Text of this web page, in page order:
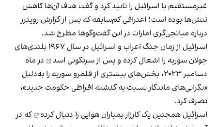
غیرمستقیم با اسرائیل را تایید کرد و گفت هدف آن‌ها کاهش
تنش‌ها بوده است؛ اعترافی کم‌سابقه که پس از گزارش رویترز
درباره میانجی‌گری امارات در این گفت‌وگوها مطرح شد.
اسرائیل از زمان جنگ اعراب و اسرائیل در سال ۱۹۶۷ بلندی‌های
جولان سوریه را اشغال کرده و پس ازسرنگونی اسد
در ماه
دسامبر ۲۰۲۳، بخش‌های بیشتری از قلمرو سوریه را به‌دلیل
«نگرانی‌های ماندگار نسبت به گذشته افراطی حکومت جدید»،
تصرف کرد.
اسرائیل همچنین یک کارزار بمباران هوایی را دنبال کرده
که در